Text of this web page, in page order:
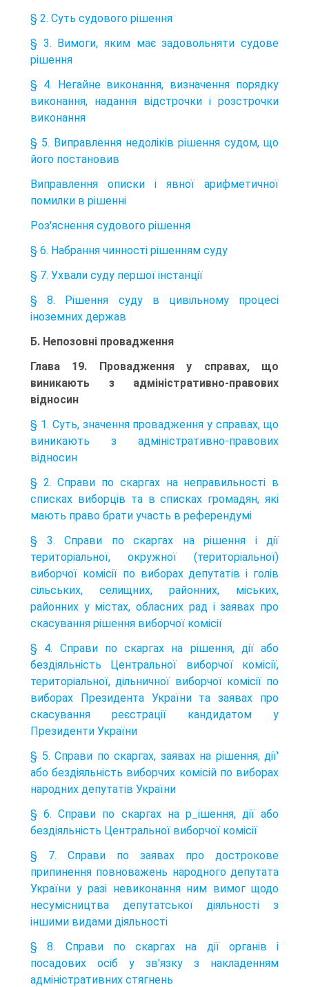
§ 2. Суть судового рішення
§ 3. Вимоги, яким має задовольняти судове
рішення
§ 4. Негайне виконання, визначення порядку
виконання, надання відстрочки і розстрочки
виконання
§ 5. Виправлення недоліків рішення судом, що
його постановив
Виправлення описки і явної арифметичної
помилки в рішенні
Роз'яснення судового рішення
§ 6. Набрання чинності рішенням суду
§ 7. Ухвали суду першої інстанції
§ 8. Рішення суду в цивільному процесі
іноземних держав
Б. Непозовні провадження
Глава 19. Провадження у справах, що
виникають з адміністративно-правових
відносин
§ 1. Суть, значення провадження у справах, що
виникають з адміністративно-правових
відносин
§ 2. Справи по скаргах на неправильності в
списках виборців та в списках громадян, які
мають право брати участь в референдумі
§ 3. Справи по скаргах на рішення і дії
територіальної, окружної (територіальної)
виборчої комісії по виборах депутатів і голів
сільських, селищних, районних, міських,
районних у містах, обласних рад і заявах про
скасування рішення виборчої комісії
§ 4. Справи по скаргах на рішення, дії або
бездіяльність Центральної виборчої комісії,
територіальної, дільничної виборчої комісії по
виборах Президента України та заявах про
скасування реєстрації кандидатом у
Президенти України
§ 5. Справи по скаргах, заявах на рішення, дії'
або бездіяльність виборчих комісій по виборах
народних депутатів України
§ 6. Справи по скаргах на р_ішення, дії або
бездіяльність Центральної виборчої комісії
§ 7. Справи по заявах про дострокове
припинення повноважень народного депутата
України у разі невиконання ним вимог щодо
несумісництва депутатської діяльності з
іншими видами діяльності
§ 8. Справи по скаргах на дії органів і
посадових осіб у зв'язку з накладенням
адміністративних стягнень